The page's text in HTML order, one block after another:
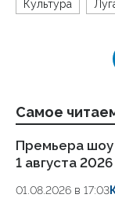
Культура
Самое
Премьера шоу
1 августа
01.08.2026 в 17:03